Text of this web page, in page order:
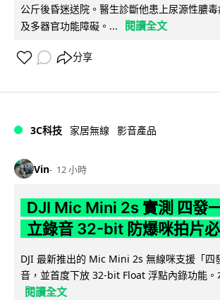
公斤後昏迷送院。醫生診斷他患上尿源性膿
及多器官功能障礙。...
閱讀全文
分享
3C科技 家居無線 影音產品
Vin 12 小時
DJI Mic Mini 2s 實測 四發
立錄音 32-bit 防爆咪拍片
DJI 最新推出的 Mic Mini 2s 無線咪支援「四
音，並首度下放 32-bit Float 浮點內錄功能。
閱讀全文